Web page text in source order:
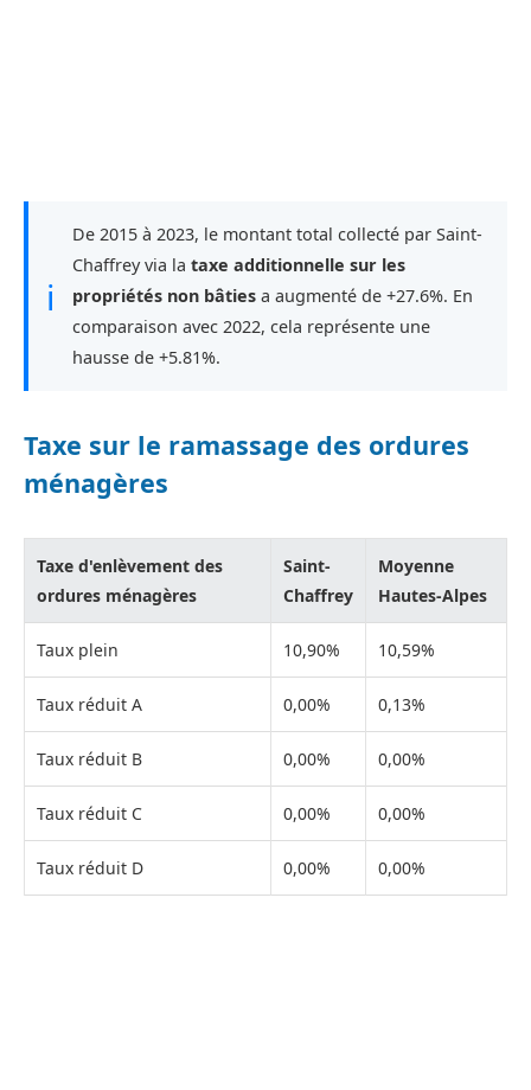
ℹ
De 2015 à 2023, le montant total collecté par Saint-
Chaffrey via la taxe additionnelle sur les
propriétés non bâties a augmenté de +27.6%. En
comparaison avec 2022, cela représente une
hausse de +5.81%.
Taxe sur le ramassage des ordures
ménagères
Taxe d'enlèvement des
ordures ménagères
Saint-
Chaffrey
Moyenne
Hautes-Alpes
Taux plein 10,90% 10,59%
Taux réduit A 0,00% 0,13%
Taux réduit B 0,00% 0,00%
Taux réduit C 0,00% 0,00%
Taux réduit D 0,00% 0,00%